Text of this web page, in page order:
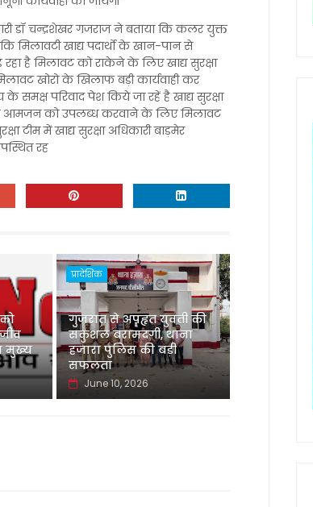
डॉ चन्द्रशेखर गजराज ने बताया कि कलर युक्त
मिलावटी खाद्य पदार्थो के खान-पान से
है मिलावट को राकेने के लिए खाद्य सुरक्षा
खोरो के खिलाफ बड़ी कार्यवाही कर
समक्ष परिवाद पेश किये जा रहें है खाद्य सुरक्षा
आमजन को उपलब्ध करवाने के लिए मिलावट
टीम में खाद्य सुरक्षा अधिकारी बाड़मेर
रह
मुख्य
प्रादेशिक
गुजरात से अपहृत युवती की
सकुशल बरामदगी, थाना
हजारा पुलिस की बड़ी
सफलता
June 10, 2026